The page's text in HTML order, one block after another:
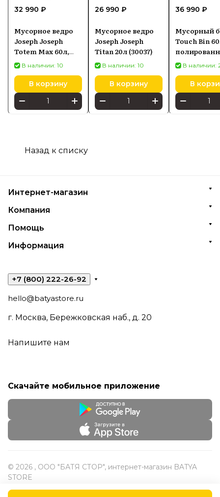
32 990 ₽
Мусорное ведро
Joseph Joseph
Totem Max 60л,
серый (30062)
В наличии: 10
В корзину
26 990 ₽
Мусорное ведро
Joseph Joseph
Titan 20л (30037)
В наличии: 10
В корзину
36 990 ₽
Мусорный
Touch Bin
сталь,
402586
В наличии:
В
Назад к списку
Интернет-магазин
Компания
Помощь
Информация
+7 (800) 222-26-92
hello@batyastore.ru
г. Москва, Бережковская наб., д. 20
Напишите нам
Скачайте мобильное приложение
© 2026 , ООО "БАТЯ СТОР", интернет-магазин BATYA
STORE